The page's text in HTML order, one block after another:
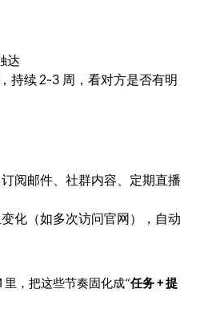
达
持续 2~3 周，看对方是否有明
阅邮件、社群内容、定期直播
化（如多次访问官网），自动
，把这些节奏固化成“任务 + 提